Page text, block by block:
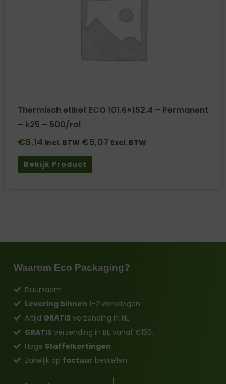
Thermisch etiket ECO 101.6×152.4 – Permanent
– k25 – 500/rol
€6,14 Incl. BTW €5,07 Excl. BTW
Bekijk Product
Waarom Eco Packaging?
Duurzaam
Levering binnen 1-2 werkdagen
Altijd GRATIS verzending in NL
GRATIS verzending in BE vanaf €150,-
Hoge Staffelkortingen
Zakelijk op factuur bestellen